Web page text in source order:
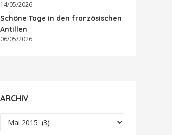
14/05/2026
Schöne Tage in den französischen
Antillen
06/05/2026
ARCHIV
Archiv